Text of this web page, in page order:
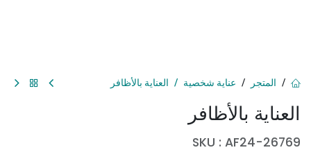
العناية بالأظافر
SKU : AF24-26769
المتجر عناية شخصية العناية بالأظافر